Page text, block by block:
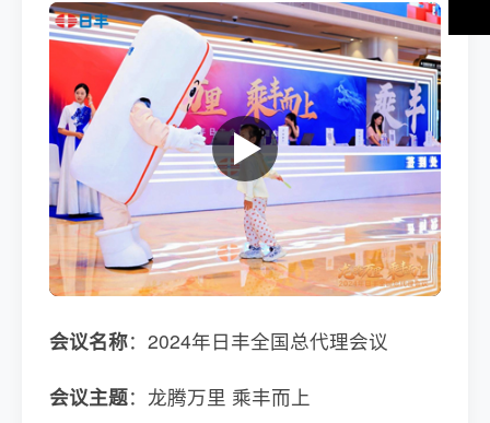
会议名称：2024年日丰全国总代理会议
会议主题：龙腾万里 乘丰而上